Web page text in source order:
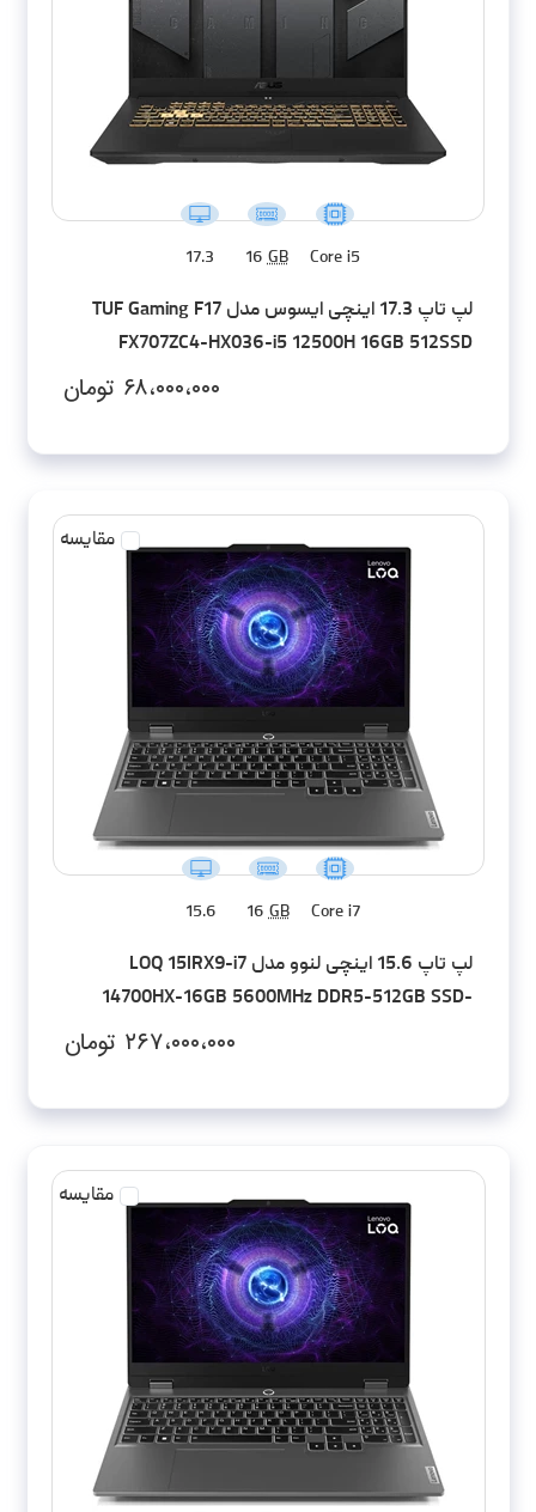
Core i5
16GB
17.3
لپ تاپ 17.3 اینچی ایسوس مدل TUF Gaming F17
FX707ZC4-HX036-i5 12500H 16GB 512SSD
۶۸،۰۰۰،۰۰۰ تومان
مقایسه
Core i7
16GB
15.6
لپ تاپ 15.6 اینچی لنوو مدل LOQ 15IRX9-i7
14700HX-16GB 5600MHz DDR5-512GB SSD-
۲۶۷،۰۰۰،۰۰۰ تومان
مقایسه